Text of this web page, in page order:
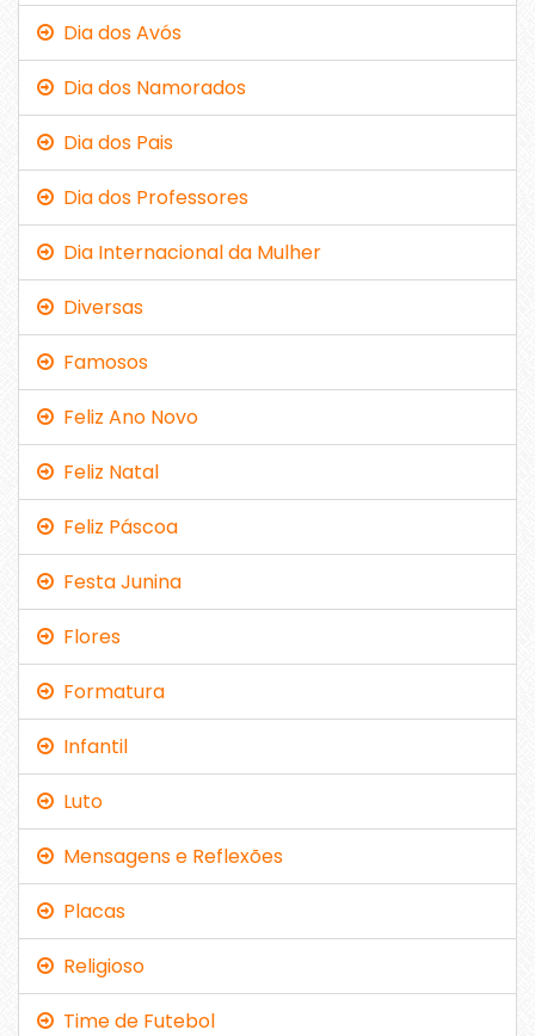
Dia dos Avós
Dia dos Namorados
Dia dos Pais
Dia dos Professores
Dia Internacional da Mulher
Diversas
Famosos
Feliz Ano Novo
Feliz Natal
Feliz Páscoa
Festa Junina
Flores
Formatura
Infantil
Luto
Mensagens e Reflexões
Placas
Religioso
Time de Futebol